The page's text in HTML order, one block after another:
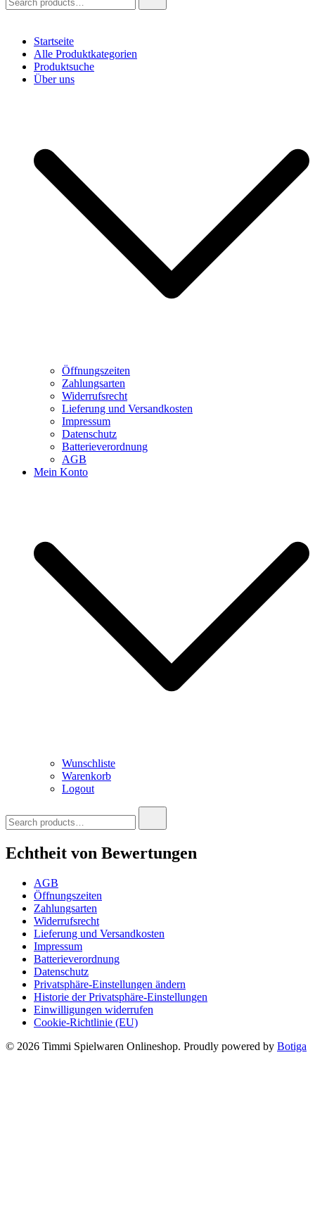
for:
Startseite
Alle Produktkategorien
Produktsuche
Über uns
Öffnungszeiten
Zahlungsarten
Widerrufsrecht
Lieferung und Versandkosten
Impressum
Datenschutz
Batterieverordnung
AGB
Mein Konto
Wunschliste
Warenkorb
Logout
for:
Echtheit von Bewertungen
AGB
Öffnungszeiten
Zahlungsarten
Widerrufsrecht
Lieferung und Versandkosten
Impressum
Batterieverordnung
Datenschutz
Privatsphäre-Einstellungen ändern
Historie der Privatsphäre-Einstellungen
Einwilligungen widerrufen
Cookie-Richtlinie (EU)
© 2026 Timmi Spielwaren Onlineshop. Proudly powered by Botiga